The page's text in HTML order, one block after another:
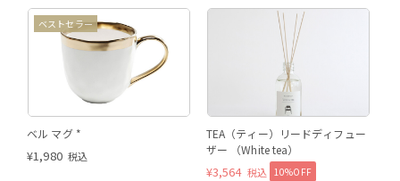
ベストセラー
ベル マグ *
¥1,980 税込
TEA（ティー）リードディフュー
ザー （White tea）
¥3,564 税込
10%OFF